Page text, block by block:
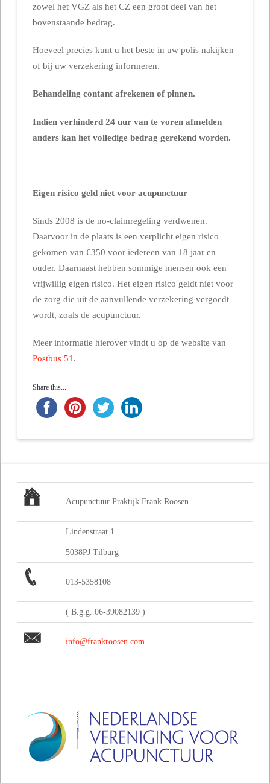
zowel het VGZ als het CZ een groot deel van het
bovenstaande bedrag.
Hoeveel precies kunt u het beste in uw polis nakijken
of bij uw verzekering informeren.
Behandeling contant afrekenen of pinnen.
Indien verhinderd 24 uur van te voren afmelden
anders kan het volledige bedrag gerekend worden.
Eigen risico geld niet voor acupunctuur
Sinds 2008 is de no-claimregeling verdwenen.
Daarvoor in de plaats is een verplicht eigen risico
gekomen van €350 voor iedereen van 18 jaar en
ouder. Daarnaast hebben sommige mensen ook een
vrijwillig eigen risico. Het eigen risico geldt niet voor
de zorg die uit de aanvullende verzekering vergoedt
wordt, zoals de acupunctuur.
Meer informatie hierover vindt u op de website van
Postbus 51.
Share this...
Acupunctuur Praktijk Frank Roosen
Lindenstraat 1
5038PJ Tilburg
013-5358108
( B.g.g. 06-39082139 )
info@frankroosen.com